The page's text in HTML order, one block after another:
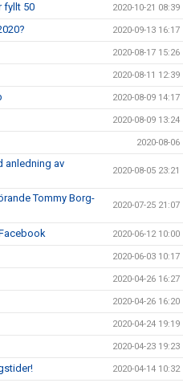
fyllt 50 2020-10-21 08:39
2020-09-13 16:17
2020-08-17 15:26
2020-08-11 12:39
2020-08-09 14:17
2020-08-09 13:24
2020-08-06
anledning av
2020-08-05 23:21
Tommy Borg-
2020-07-25 21:07
2020-06-12 10:00
2020-06-03 10:17
2020-04-26 16:27
2020-04-26 16:20
2020-04-24 19:19
2020-04-23 19:23
2020-04-14 10:32